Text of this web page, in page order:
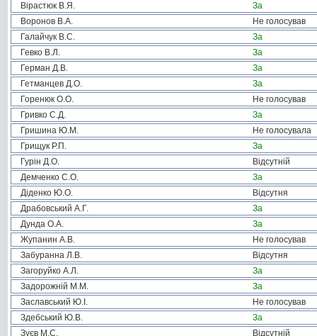
Вірастюк В.Я.
За
Воронов В.А.
Не голосував
Галайчук В.С.
За
Гевко В.Л.
За
Герман Д.В.
За
Гетманцев Д.О.
За
Горенюк О.О.
Не голосував
Гривко С.Д.
За
Гришина Ю.М.
Не голосувала
Грищук Р.П.
За
Гурін Д.О.
Відсутній
Демченко С.О.
За
Діденко Ю.О.
Відсутня
Драбовський А.Г.
За
Дунда О.А.
За
Жупанин А.В.
Не голосував
Забуранна Л.В.
Відсутня
Загоруйко А.Л.
За
Задорожній М.М.
За
Заславський Ю.І.
Не голосував
Здебський Ю.В.
За
Зуєв М.С.
Відсутній